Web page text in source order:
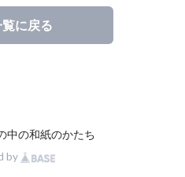
に戻る
中の和紙のかたち
by